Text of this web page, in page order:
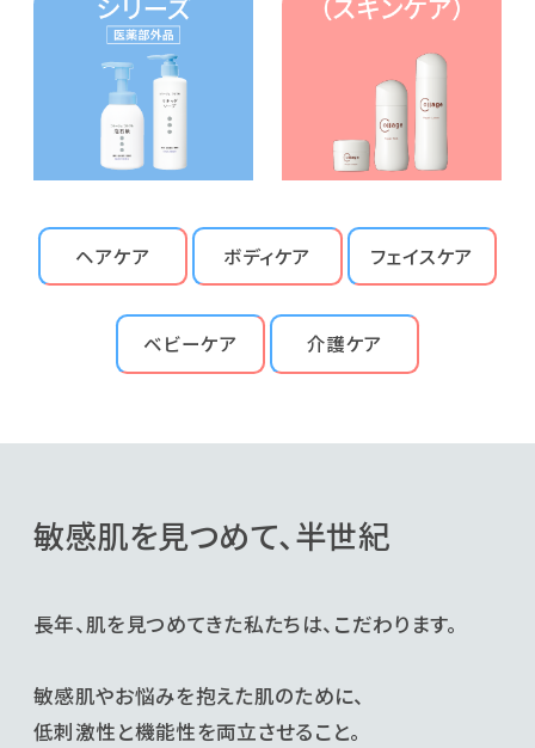
ヘアケア ボディケア フェイスケア
ベビーケア 介護ケア
敏感肌を見つめて、半世紀
長年、肌を見つめてきた私たちは、こだわります。
敏感肌やお悩みを抱えた肌のために、
低刺激性と機能性を両立させること。